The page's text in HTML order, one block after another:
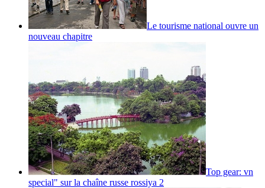
Le tourisme national ouvre un
nouveau chapitre
Top gear: vn
special" sur la chaîne russe rossiya 2